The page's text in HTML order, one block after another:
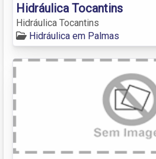
Hidráulica Tocantins
Hidráulica Tocantins
Hidráulica em Palmas